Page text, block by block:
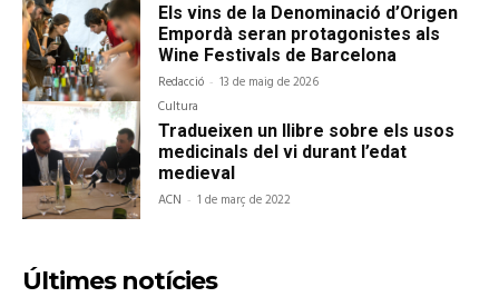
Els vins de la Denominació d’Origen
Empordà seran protagonistes als
Wine Festivals de Barcelona
Redacció - 13 de maig de 2026
Cultura
Tradueixen un llibre sobre els usos
medicinals del vi durant l’edat
medieval
ACN - 1 de març de 2022
Últimes notícies